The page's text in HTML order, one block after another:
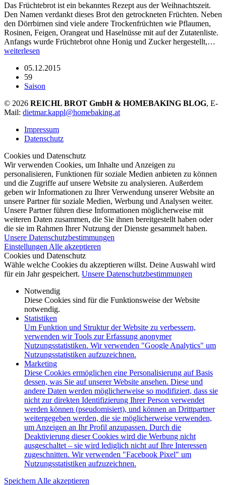
Das Früchtebrot ist ein bekanntes Rezept aus der Weihnachtszeit.
Den Namen verdankt dieses Brot den getrockneten Früchten. Neben
den Dörrbirnen sind viele andere Trockenfrüchten wie Pflaumen,
Rosinen, Feigen, Orangeat und Haselnüsse mit auf der Zutatenliste.
Anfangs wurde Früchtebrot ohne Honig und Zucker hergestellt,…
weiterlesen
05.12.2015
59
Saison
© 2026 REICHL BROT GmbH & HOMEBAKING BLOG, E-
Mail: dietmar.kappl@homebaking.at
Impressum
Datenschutz
Cookies und Datenschutz
Wir verwenden Cookies, um Inhalte und Anzeigen zu
personalisieren, Funktionen für soziale Medien anbieten zu können
und die Zugriffe auf unsere Website zu analysieren. Außerdem
geben wir Informationen zu Ihrer Verwendung unserer Website an
unsere Partner für soziale Medien, Werbung und Analysen weiter.
Unsere Partner führen diese Informationen möglicherweise mit
weiteren Daten zusammen, die Sie ihnen bereitgestellt haben oder
die sie im Rahmen Ihrer Nutzung der Dienste gesammelt haben.
Unsere Datenschutzbestimmungen
Einstellungen Alle akzeptieren
Cookies und Datenschutz
Wähle welche Cookies du akzeptieren willst. Deine Auswahl wird
für ein Jahr gespeichert. Unsere Datenschutzbestimmungen
Notwendig
Diese Cookies sind für die Funktionsweise der Website
notwendig.
Statistiken
Um Funktion und Struktur der Website zu verbessern,
verwenden wir Tools zur Erfassung anonymer
Nutzungsstatistiken. Wir verwenden "Google Analytics" um
Nutzungsstatistiken aufzuzeichnen.
Marketing
Diese Cookies ermöglichen eine Personalisierung auf Basis
dessen, was Sie auf unserer Website ansehen. Diese und
andere Daten werden möglicherweise so modifiziert, dass sie
nicht zur direkten Identifizierung Ihrer Person verwendet
werden können (pseudomisiert), und können an Drittpartner
weitergegeben werden, die sie möglicherweise verwenden,
um Anzeigen an Ihr Profil anzupassen. Durch die
Deaktivierung dieser Cookies wird die Werbung nicht
ausgeschaltet – sie wird lediglich nicht auf Ihre Interessen
zugeschnitten. Wir verwenden "Facebook Pixel" um
Nutzungsstatistiken aufzuzeichnen.
Speichern Alle akzeptieren